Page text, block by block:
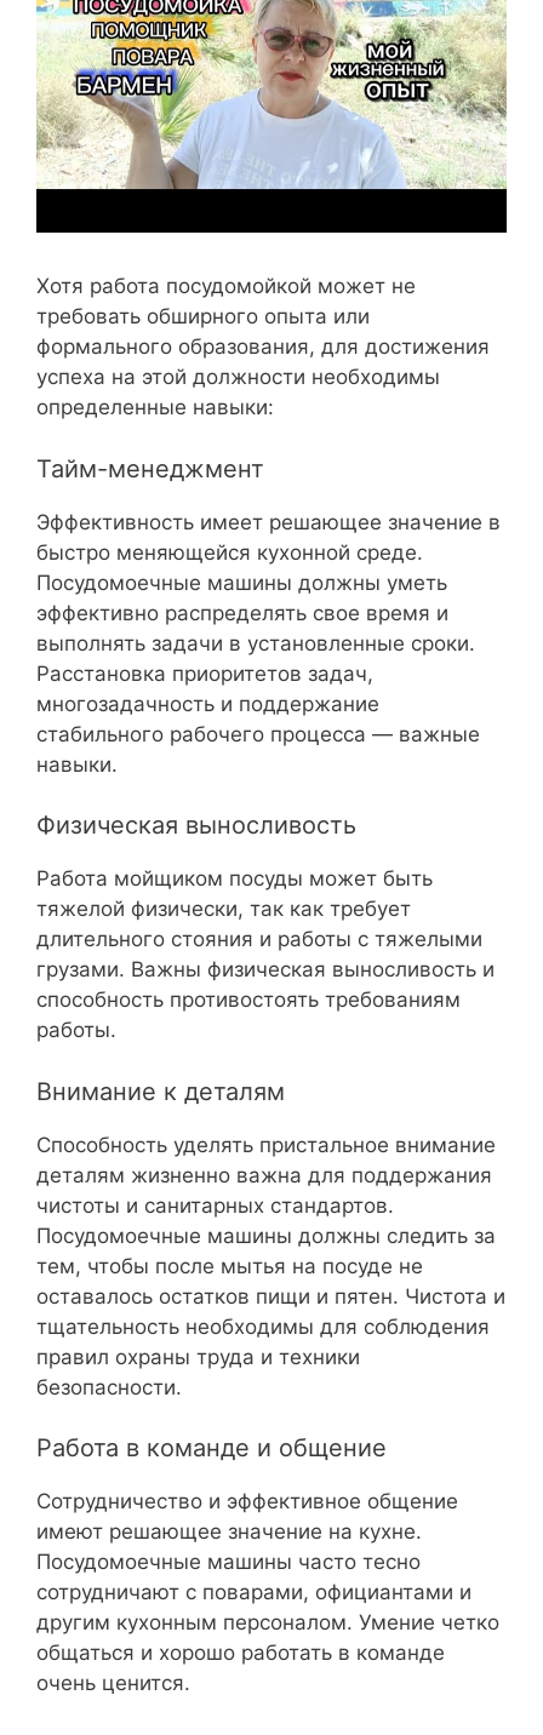
Хотя работа посудомойкой может не
требовать обширного опыта или
формального образования, для достижения
успеха на этой должности необходимы
определенные навыки:
Тайм-менеджмент
Эффективность имеет решающее значение в
быстро меняющейся кухонной среде.
Посудомоечные машины должны уметь
эффективно распределять свое время и
выполнять задачи в установленные сроки.
Расстановка приоритетов задач,
многозадачность и поддержание
стабильного рабочего процесса — важные
навыки.
Физическая выносливость
Работа мойщиком посуды может быть
тяжелой физически, так как требует
длительного стояния и работы с тяжелыми
грузами. Важны физическая выносливость и
способность противостоять требованиям
работы.
Внимание к деталям
Способность уделять пристальное внимание
деталям жизненно важна для поддержания
чистоты и санитарных стандартов.
Посудомоечные машины должны следить за
тем, чтобы после мытья на посуде не
оставалось остатков пищи и пятен. Чистота и
тщательность необходимы для соблюдения
правил охраны труда и техники
безопасности.
Работа в команде и общение
Сотрудничество и эффективное общение
имеют решающее значение на кухне.
Посудомоечные машины часто тесно
сотрудничают с поварами, официантами и
другим кухонным персоналом. Умение четко
общаться и хорошо работать в команде
очень ценится.